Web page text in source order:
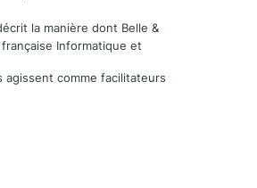
la manière dont Belle &
Informatique et
comme facilitateurs